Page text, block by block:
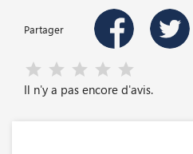
Partager
Il n'y a pas encore d'avis.